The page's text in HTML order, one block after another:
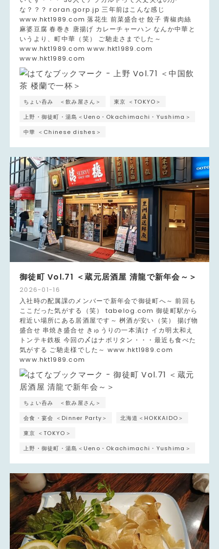
ちょい呑み ＜飲み屋さん＞
東京 ＜TOKYO＞
上野・御徒町・湯島＜Ueno・Okachimachi・Yushima＞
中華 ＜Chinese dishes＞
な？？？ roran.gorp.jp 三年前はこんな感じ
www.hkt1989.com 落花生 前菜盛合せ 餃子 青椒肉絲
麻婆豆腐 春巻き 唐揚げ カレーチャーハン なんか中華と
いうより、町中華（笑） ご馳走さまでした～
www.hkt1989.com www.hkt1989.com
www.hkt1989.com
2026-01-16
御徒町 Vol.71 ＜蔵元居酒屋 清龍で新年会～＞
ちょい呑み ＜飲み屋さん＞
会食・宴会 ＜Dinner Party＞
北海道＜HOKKAIDO＞
東京 ＜TOKYO＞
上野・御徒町・湯島＜Ueno・Okachimachi・Yushima＞
入社時の配属課のメンバーで新年会で御徒町へ～ 前回も
ここだった気がする（笑） tabelog.com 御徒町駅から
程近い場所にある居酒屋です～ 桝酒が安い（笑） 揚げ物
盛合せ 串焼き盛合せ きゅうりの一本漬け イカ明太和え
トンテキ鉄板 今回の〆はナポリタン・・・最近も食べた
気がする ご馳走様でした～ www.hkt1989.com
www.hkt1989.com